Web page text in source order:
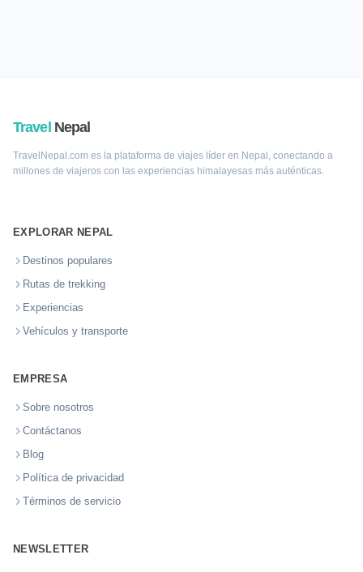
Travel Nepal
TravelNepal.com es la plataforma de viajes líder en Nepal, conectando a
millones de viajeros con las experiencias himalayesas más auténticas.
EXPLORAR NEPAL
Destinos populares
Rutas de trekking
Experiencias
Vehículos y transporte
EMPRESA
Sobre nosotros
Contáctanos
Blog
Política de privacidad
Términos de servicio
NEWSLETTER